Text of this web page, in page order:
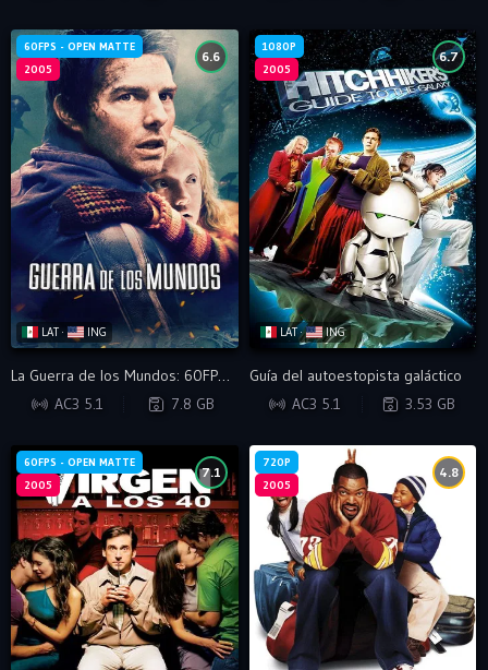
60FPS - OPEN MATTE
2005
6.6
LAT · ING
BRRIP
La Guerra de los Mundos: 60FPS (Open Matte) - VIP
AC3 5.1
7.8 GB
1080P
2005
6.7
LAT · ING
WEB-DL
Guía del autoestopista galáctico
AC3 5.1
3.53 GB
60FPS - OPEN MATTE
2005
7.1
720P
2005
4.8